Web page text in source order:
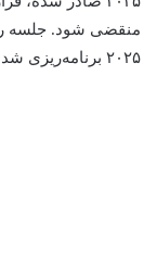
۲۰۲۵ برنامه‌ریزی شده است.